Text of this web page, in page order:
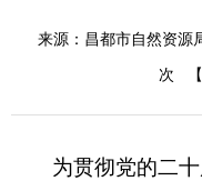
来源：昌都市自然资源
次 【
为贯彻党的二